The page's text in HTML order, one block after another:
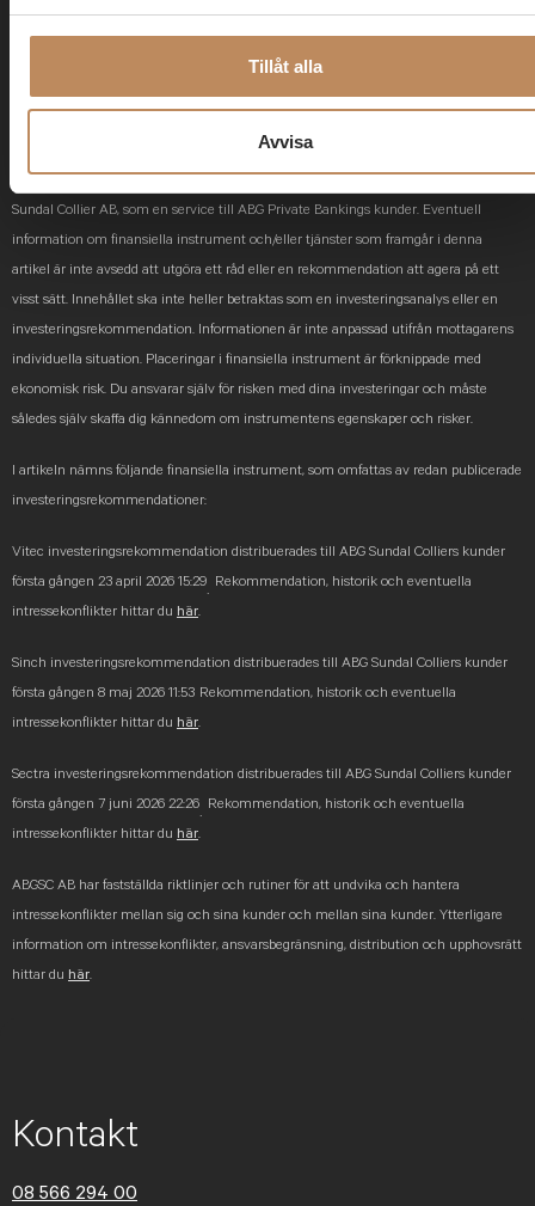
Tillåt alla
Avvisa
mer om möjligheterna inom svensk mjukvara?
Sektorfavoriter är producerad av ABGPrivate Banking, en avdelning inom ABG
Sundal Collier AB, som en service till ABG Private Bankings kunder. Eventuell
information om finansiella instrument och/eller tjänster som framgår i denna
artikel är inte avsedd att utgöra ett råd eller en rekommendation att agera på ett
visst sätt. Innehållet ska inte heller betraktas som en investeringsanalys eller en
investeringsrekommendation. Informationen är inte anpassad utifrån mottagarens
individuella situation. Placeringar i finansiella instrument är förknippade med
ekonomisk risk. Du ansvarar själv för risken med dina investeringar och måste
således själv skaffa dig kännedom om instrumentens egenskaper och risker.
I artikeln nämns följande finansiella instrument, som omfattas av redan publicerade
investeringsrekommendationer:
Vitec investeringsrekommendation distribuerades till ABG Sundal Colliers kunder
första gången 23 april 2026 15:29. Rekommendation, historik och eventuella
intressekonflikter hittar du här.
Sinch investeringsrekommendation distribuerades till ABG Sundal Colliers kunder
första gången 8 maj 2026 11:53 Rekommendation, historik och eventuella
intressekonflikter hittar du här.
Sectra investeringsrekommendation distribuerades till ABG Sundal Colliers kunder
första gången 7 juni 2026 22:26. Rekommendation, historik och eventuella
intressekonflikter hittar du här.
ABGSC AB har fastställda riktlinjer och rutiner för att undvika och hantera
intressekonflikter mellan sig och sina kunder och mellan sina kunder. Ytterligare
information om intressekonflikter, ansvarsbegränsning, distribution och upphovsrätt
hittar du här.
Kontakt
08 566 294 00